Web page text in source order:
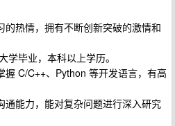
的热情，拥有不断创新突破的激情和
毕业，本科以上学历。
握 C/C++、Python 等开发语言，有高
能力，能对复杂问题进行深入研究